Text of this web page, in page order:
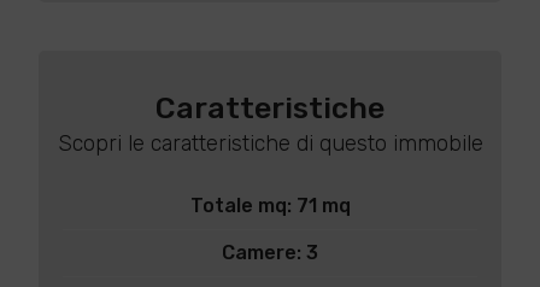
Caratteristiche
Scopri le caratteristiche di questo immobile
Totale mq: 71 mq
Camere: 3